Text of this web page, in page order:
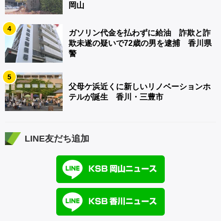
岡山
4
ガソリン代金を払わずに給油 詐欺と詐
欺未遂の疑いで72歳の男を逮捕 香川県
警
5
父母ケ浜近くに新しいリノベーションホ
テルが誕生 香川・三豊市
LINE友だち追加